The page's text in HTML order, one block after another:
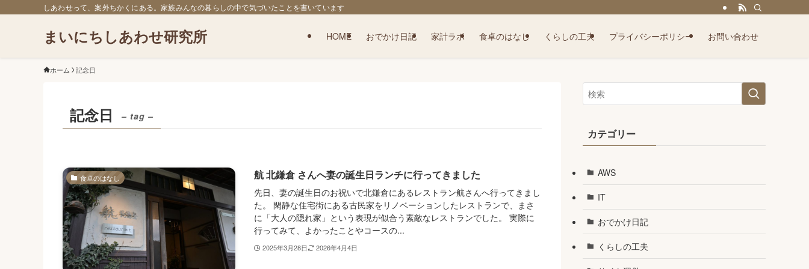
しあわせって、案外ちかくにある。家族みんなの暮らしの中で気づいたことを書いています
まいにちしあわせ研究所 HOME おでかけ日記 家計ラボ 食卓のはなし くらしの工夫 プライバシーポリシー お問い合わせ
ホーム 記念日
記念日 – tag –
食卓のはなし 航 北鎌倉 さんへ妻の誕生日ランチに行ってきました
先日、妻の誕生日のお祝いで北鎌倉にあるレストラン航さんへ行ってきまし
た。 閑静な住宅街にある古民家をリノベーションしたレストランで、まさ
に「大人の隠れ家」という表現が似合う素敵なレストランでした。 実際に
行ってみて、よかったことやコースの...
2025年3月28日 2026年4月4日
カテゴリー
AWS
IT
おでかけ日記
くらしの工夫